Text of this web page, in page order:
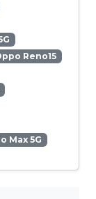
Reno15
Max 5G